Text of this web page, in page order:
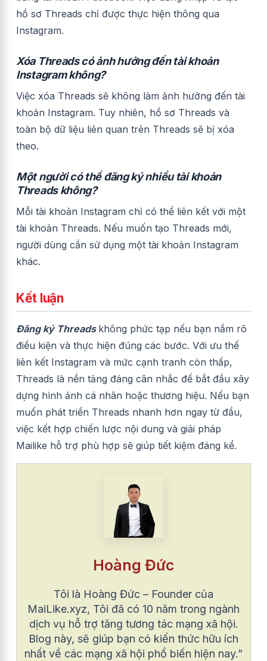
hồ sơ Threads chỉ được thực hiện thông qua
Instagram.
Xóa Threads có ảnh hưởng đến tài khoản
Instagram không?
Việc xóa Threads sẽ không làm ảnh hưởng đến tài
khoản Instagram. Tuy nhiên, hồ sơ Threads và
toàn bộ dữ liệu liên quan trên Threads sẽ bị xóa
theo.
Một người có thể đăng ký nhiều tài khoản
Threads không?
Mỗi tài khoản Instagram chỉ có thể liên kết với một
tài khoản Threads. Nếu muốn tạo Threads mới,
người dùng cần sử dụng một tài khoản Instagram
khác.
Kết luận
Đăng ký Threads không phức tạp nếu bạn nắm rõ
điều kiện và thực hiện đúng các bước. Với ưu thế
liên kết Instagram và mức cạnh tranh còn thấp,
Threads là nền tảng đáng cân nhắc để bắt đầu xây
dựng hình ảnh cá nhân hoặc thương hiệu. Nếu bạn
muốn phát triển Threads nhanh hơn ngay từ đầu,
việc kết hợp chiến lược nội dung và giải pháp
Mailike hỗ trợ phù hợp sẽ giúp tiết kiệm đáng kể.
Hoàng Đức
Tôi là Hoàng Đức – Founder của
MaiLike.xyz, Tôi đã có 10 năm trong ngành
dịch vụ hỗ trợ tăng tương tác mạng xã hội.
Blog này, sẽ giúp bạn có kiến thức hữu ích
nhất về các mạng xã hội phổ biến hiện nay.”